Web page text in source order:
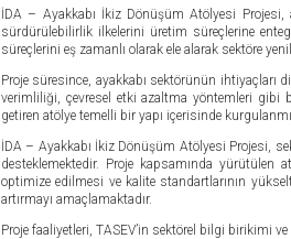
İDA – Ayakkabı İkiz Dönüşüm Atölyesi Projesi,
sürdürülebilirlik ilkelerini üretim süreçlerine
süreçlerini eş zamanlı olarak ele alarak sektöre
Proje süresince, ayakkabı sektörünün ihtiyaçları
verimliliği, çevresel etki azaltma yöntemleri gibi
getiren atölye temelli bir yapı içerisinde
İDA – Ayakkabı İkiz Dönüşüm Atölyesi Projesi,
desteklemektedir. Proje kapsamında yürütülen
optimize edilmesi ve kalite standartlarının
artırmayı amaçlamaktadır.
Proje faaliyetleri, TASEV’in sektörel bilgi birikimi